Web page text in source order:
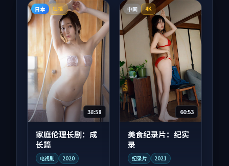
日本 独播
38:58
家庭伦理长剧：成
长篇
电视剧 2020
中国 4K
60:53
美食纪录片：纪实
录
纪录片 2021